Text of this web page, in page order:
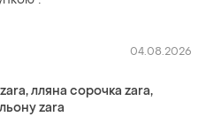
04.08.2026
лляна сорочка zara,
zara